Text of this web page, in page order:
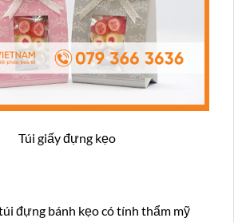
Túi giấy đựng kẹo
đựng bánh kẹo có tính thẩm mỹ